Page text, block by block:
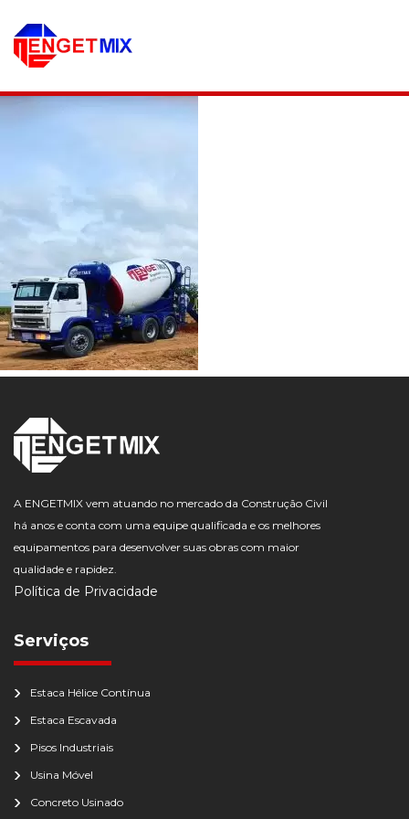
A ENGETMIX vem atuando no mercado da Construção Civil
há anos e conta com uma equipe qualificada e os melhores
equipamentos para desenvolver suas obras com maior
qualidade e rapidez.
Política de Privacidade
Serviços
Estaca Hélice Contínua
Estaca Escavada
Pisos Industriais
Usina Móvel
Concreto Usinado